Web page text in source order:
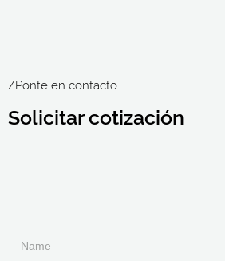
/Ponte en contacto
Solicitar cotización